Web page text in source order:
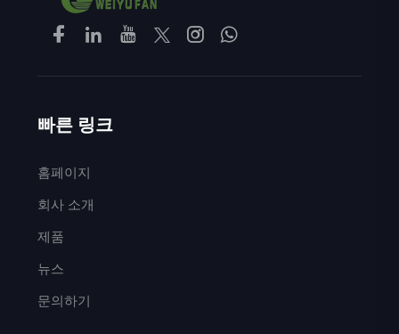
빠른 링크
홈페이지
회사 소개
제품
뉴스
문의하기